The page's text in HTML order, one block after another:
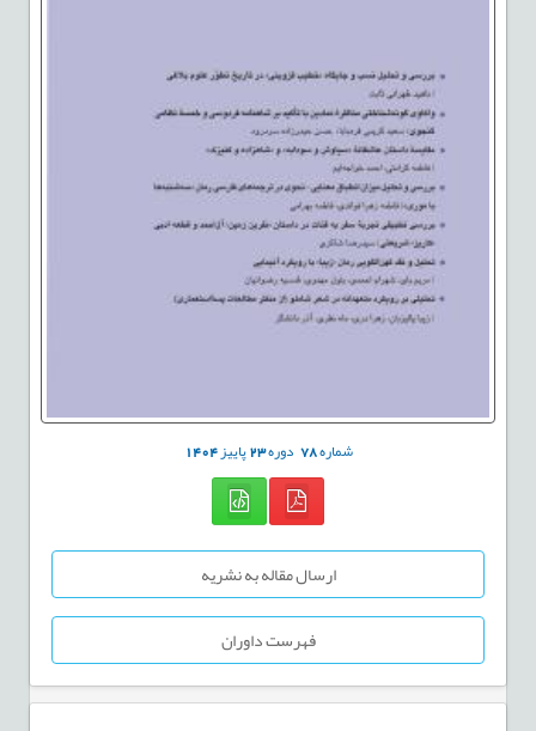
شماره78 دوره23پاییز1404
ارسال مقاله به نشریه
فهرست داوران